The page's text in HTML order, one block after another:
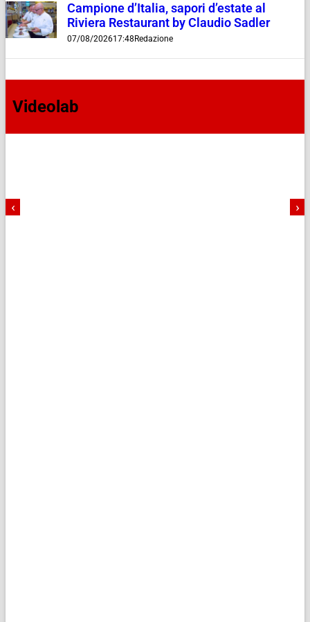
Campione d’Italia, sapori d’estate al
Riviera Restaurant by Claudio Sadler
07/08/202617:48 Redazione
Videolab
‹ ›